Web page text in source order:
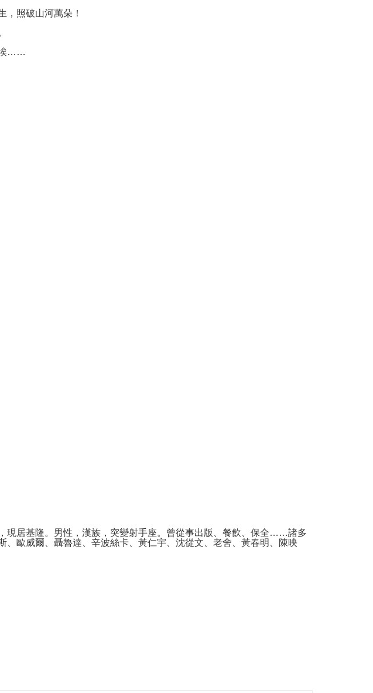
，照破山河萬朵！
埃……
現居基隆。男性，漢族，突變射手座。曾從事出版、餐飲、保全……諸多
、歐威爾、聶魯達、辛波絲卡、黃仁宇、沈從文、老舍、黃春明、陳映